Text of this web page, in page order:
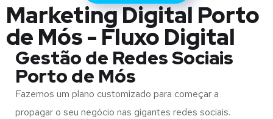
Marketing Digital Porto
de Mós - Fluxo Digital
Gestão de Redes Sociais
Porto de Mós
Fazemos um plano customizado para começar a
propagar o seu negócio nas gigantes redes sociais.